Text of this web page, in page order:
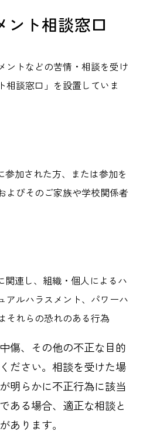
ント相談窓口
ントなどの苦情・相談を受け
相談窓口」を設置していま
参加された方、または参加を
よびそのご家族や学校関係者
関連し、組織・個人によるハ
アルハラスメント、パワーハ
それらの恐れのある行為
傷、その他の不正な目的
ださい。相談を受けた場
明らかに不正行為に該当
ある場合、適正な相談と
あります。